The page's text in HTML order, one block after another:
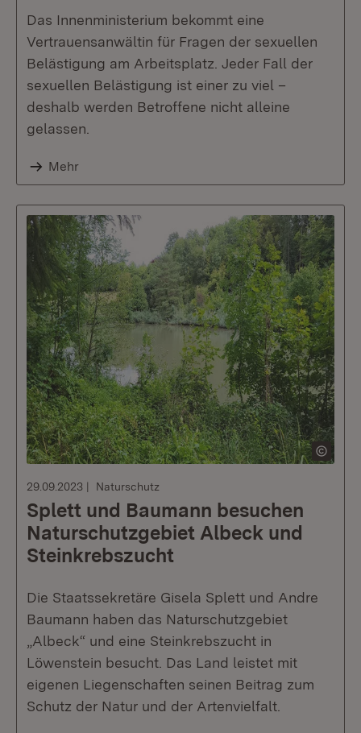
Das Innenministerium bekommt eine
Vertrauensanwältin für Fragen der sexuellen
Belästigung am Arbeitsplatz. Jeder Fall der
sexuellen Belästigung ist einer zu viel –
deshalb werden Betroffene nicht alleine
gelassen.
Mehr
29.09.2023 Naturschutz
Splett und Baumann besuchen
Naturschutzgebiet Albeck und
Steinkrebszucht
Die Staatssekretäre Gisela Splett und Andre
Baumann haben das Naturschutzgebiet
„Albeck“ und eine Steinkrebszucht in
Löwenstein besucht. Das Land leistet mit
eigenen Liegenschaften seinen Beitrag zum
Schutz der Natur und der Artenvielfalt.